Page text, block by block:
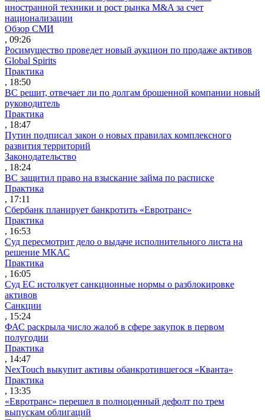
иностранной техники и рост рынка M&A за счет
национализации
Обзор СМИ
, 09:26
Росимущество проведет новый аукцион по продаже активов
Global Spirits
Практика
, 18:50
ВС решит, отвечает ли по долгам брошенной компании новый
руководитель
Практика
, 18:47
Путин подписал закон о новых правилах комплексного
развития территорий
Законодательство
, 18:24
ВС защитил право на взыскание займа по расписке
Практика
, 17:11
Сбербанк планирует банкротить «Евротранс»
Практика
, 16:53
Суд пересмотрит дело о выдаче исполнительного листа на
решение МКАС
Практика
, 16:05
Суд ЕС истолкует санкционные нормы о разблокировке
активов
Санкции
, 15:24
ФАС раскрыла число жалоб в сфере закупок в первом
полугодии
Практика
, 14:47
NexTouch выкупит активы обанкротившегося «Кванта»
Практика
, 13:35
«Евротранс» перешел в полноценный дефолт по трем
выпускам облигаций